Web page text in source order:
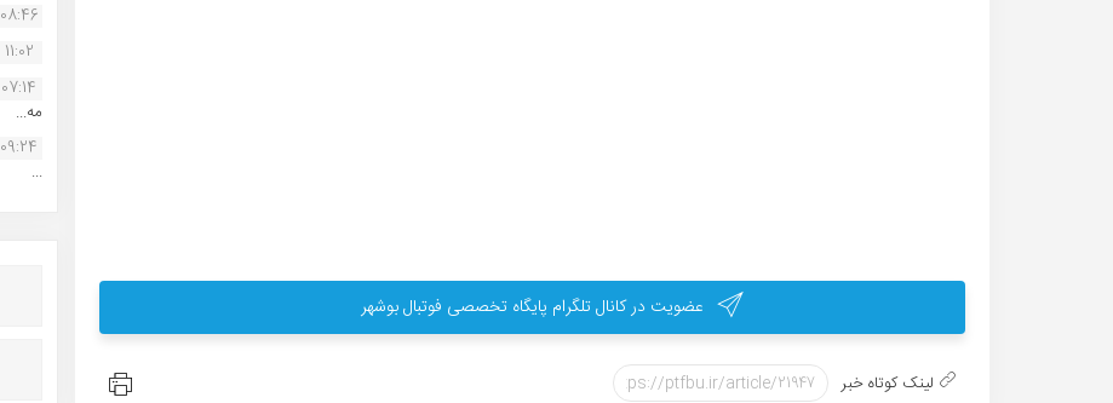
عضویت در کانال تلگرام پایگاه تخصصی فوتبال بوشهر
لینک کوتاه خبر
08:46
11:02
07:14
مه...
09:24
...